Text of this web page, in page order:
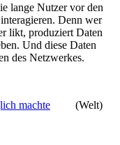
lange Nutzer vor den
Denn wer
likt, produziert Daten
Und diese Daten
des Netzwerkes.
machte (Welt)